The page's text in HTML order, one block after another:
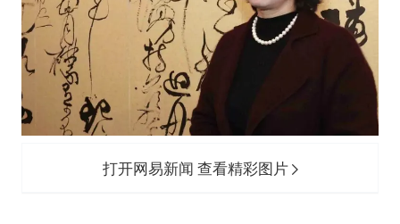
打开网易新闻 查看精彩图片